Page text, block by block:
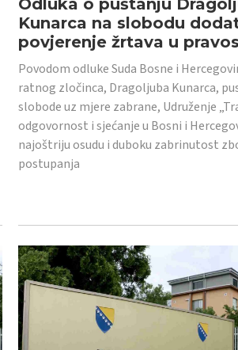
Kunarca na slobodu
povjerenje žrtava u
Povodom odluke Suda Bosne i
ratnog zločinca, Dragoljuba Kunarca,
slobode uz mjere zabrane, Udruženje
odgovornost i sjećanje u Bosni i
najoštriju osudu i duboku zabrinutost
postupanja